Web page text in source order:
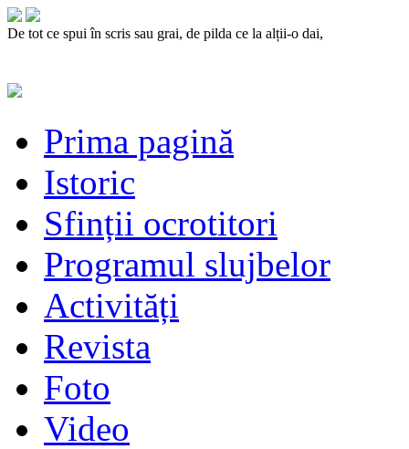
De tot ce spui în scris sau grai, de pilda ce la alții-o dai,
Prima pagină
Istoric
Sfinții ocrotitori
Programul slujbelor
Activități
Revista
Foto
Video